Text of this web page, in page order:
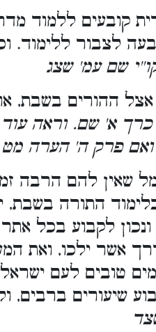
קובעים ללמוד
לצבור ללימוד.
שם עמ' שצג
ההורים בשבת,
א' שם. וראה
פרק ה' הערה מט
שאין להם הרבה
התורה בשבת,
לקבוע בכל
אשר ילכו, ואת
טובים לעם
שיעורים